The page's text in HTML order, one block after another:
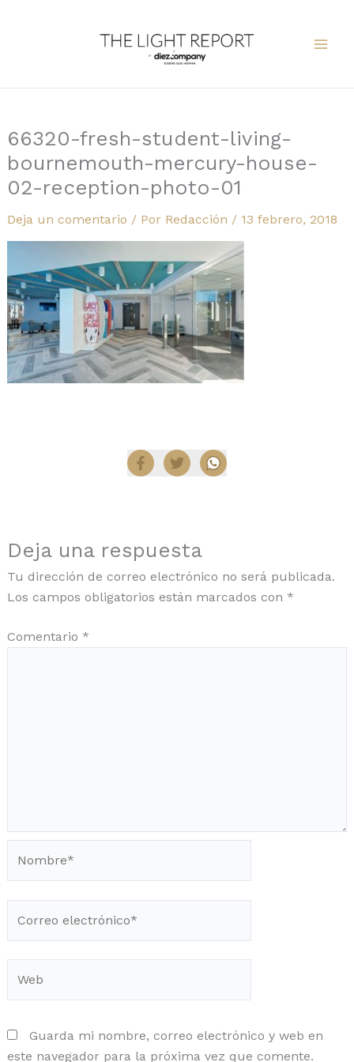
66320-fresh-student-living-
bournemouth-mercury-house-
02-reception-photo-01
Deja un comentario / Por Redacción / 13 febrero, 2018
Deja una respuesta
Tu dirección de correo electrónico no será publicada.
Los campos obligatorios están marcados con *
Comentario *
electrónico*
Guarda mi nombre, correo electrónico y web en
este navegador para la próxima vez que comente.